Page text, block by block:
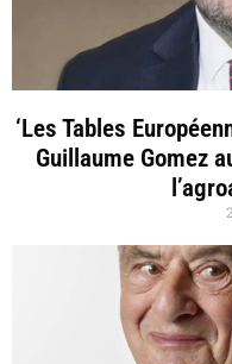
‘Les Tables
Guillaume Gomez